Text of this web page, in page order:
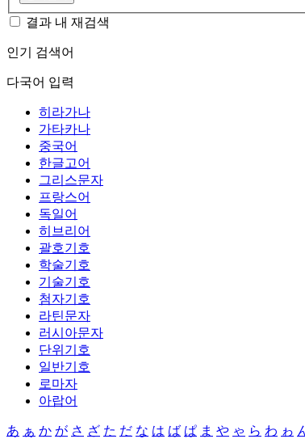
결과 내 재검색
인기 검색어
다국어 입력
히라가나
가타카나
중국어
한글고어
그리스문자
프랑스어
독일어
히브리어
괄호기호
학술기호
기술기호
첨자기호
라틴문자
러시아문자
단위기호
일반기호
로마자
아랍어
あ ぁ か が さ ざ た だ な は ば ぱ ま や ゃ ら わ ゎ